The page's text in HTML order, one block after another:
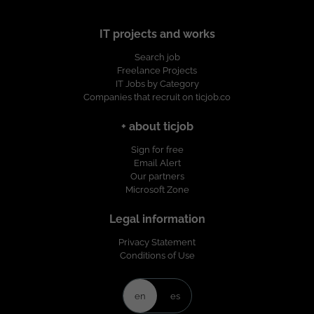
IT projects and works
Search job
Freelance Projects
IT Jobs by Category
Companies that recruit on ticjob.co
+ about ticjob
Sign for free
Email Alert
Our partners
Microsoft Zone
Legal information
Privacy Statement
Conditions of Use
en es